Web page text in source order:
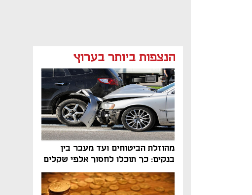
הנצפות ביותר בערוץ
מהוזלת הביטוחים ועד מעבר בין
בנקים: כך תוכלו לחסוך אלפי שקלים
בשנה